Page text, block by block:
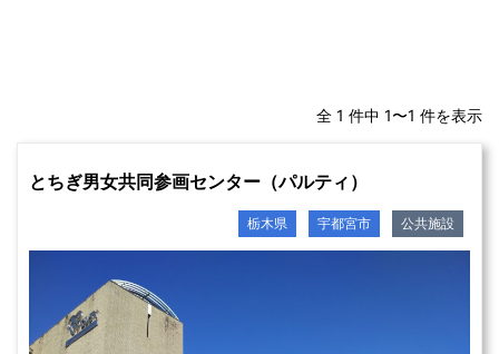
全 1 件中 1〜1 件を表示
とちぎ男女共同参画センター（パルティ）
栃木県 宇都宮市 公共施設